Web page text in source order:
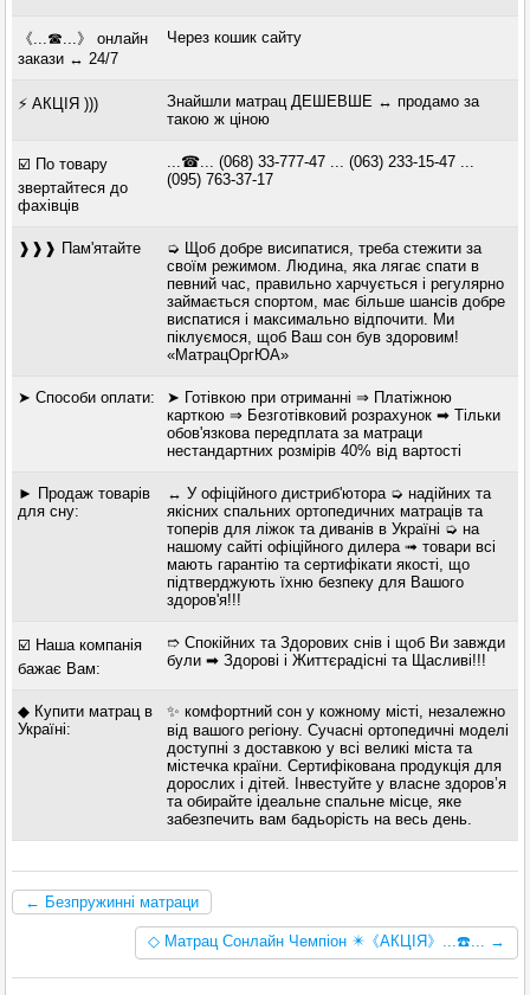
《...☎...》 онлайн
закази ↔ 24/7
Через кошик сайту
⚡ АКЦІЯ )))
Знайшли матрац ДЕШЕВШЕ ↔ продамо за
такою ж ціною
☑️ По товару
звертайтеся до
фахівців
...☎... (068) 33-777-47 ... (063) 233-15-47 ...
(095) 763-37-17
❱❱❱ Пам'ятайте
➭ Щоб добре висипатися, треба стежити за
своїм режимом. Людина, яка лягає спати в
певний час, правильно харчується і регулярно
займається спортом, має більше шансів добре
виспатися і максимально відпочити. Ми
піклуємося, щоб Ваш сон був здоровим!
«МатрацОргЮА»
➤ Способи оплати:
➤ Готівкою при отриманні ⇒ Платіжною
карткою ⇒ Безготівковий розрахунок ➡ Тільки
обов'язкова передплата за матраци
нестандартних розмірів 40% від вартості
► Продаж товарів
для сну:
↔ У офіційного дистриб'ютора ➭ надійних та
якісних спальних ортопедичних матраців та
топерів для ліжок та диванів в Україні ➭ на
нашому сайті офіційного дилера ➟ товари всі
мають гарантію та сертифікати якості, що
підтверджують їхню безпеку для Вашого
здоров'я!!!
☑️ Наша компанія
бажає Вам:
➱ Спокійних та Здорових снів і щоб Ви завжди
були ➡ Здорові і Життєрадісні та Щасливі!!!
◆ Купити матрац в
Україні:
✨ комфортний сон у кожному місті, незалежно
від вашого регіону. Сучасні ортопедичні моделі
доступні з доставкою у всі великі міста та
містечка країни. Сертифікована продукція для
дорослих і дітей. Інвестуйте у власне здоров’я
та обирайте ідеальне спальне місце, яке
забезпечить вам бадьорість на весь день.
← Безпружинні матраци
◇ Матрац Сонлайн Чемпіон ✴️《АКЦІЯ》...☎️... →